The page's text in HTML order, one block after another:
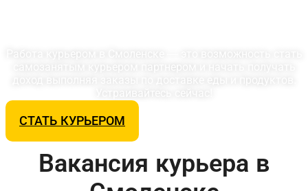
СТАТЬ КУРЬЕРОМ
Вакансия курьера в